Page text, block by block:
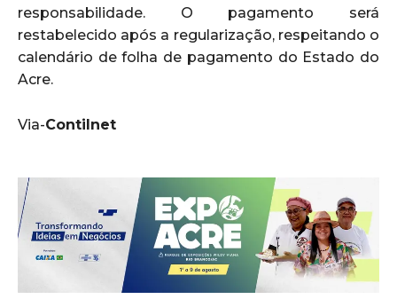
responsabilidade. O pagamento será
restabelecido após a regularização, respeitando o
calendário de folha de pagamento do Estado do
Acre.
Via-Contilnet